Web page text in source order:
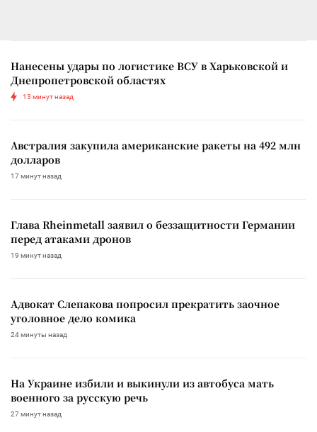
Нанесены удары по логистике ВСУ в Харьковской и
Днепропетровской областях
13 минут назад
Австралия закупила американские ракеты на 492 млн
долларов
17 минут назад
Глава Rheinmetall заявил о беззащитности Германии
перед атаками дронов
19 минут назад
Адвокат Слепакова попросил прекратить заочное
уголовное дело комика
24 минуты назад
На Украине избили и выкинули из автобуса мать
военного за русскую речь
27 минут назад